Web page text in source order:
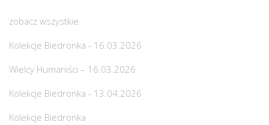
zobacz wszystkie
Kolekcje Biedronka - 16.03.2026
Wielcy Humaniści – 16.03.2026
Kolekcje Biedronka - 13.04.2026
Kolekcje Biedronka